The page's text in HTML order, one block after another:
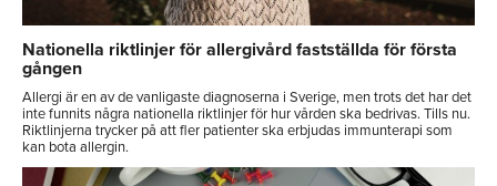
Nationella riktlinjer för allergivård fastställda för första
gången
Allergi är en av de vanligaste diagnoserna i Sverige, men trots det har det
inte funnits några nationella riktlinjer för hur vården ska bedrivas. Tills nu.
Riktlinjerna trycker på att fler patienter ska erbjudas immunterapi som
kan bota allergin.